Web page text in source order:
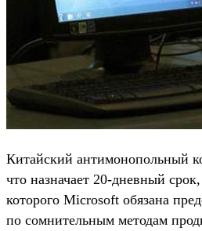
Китайский антимонопольный
что назначает 20-дневный
которого Microsoft обязана
по сомнительным методам